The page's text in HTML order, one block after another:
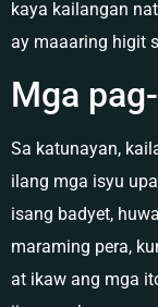
kaya kailangan
ay maaaring higit
Mga
Sa katunayan,
ilang mga isyu
isang badyet,
maraming pera,
at ikaw ang mga